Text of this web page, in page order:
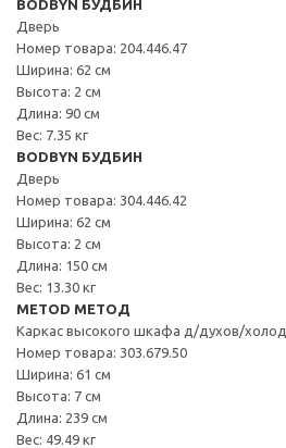
BODBYN БУДБИН
Дверь
Номер товара: 204.446.47
Ширина: 62 см
Высота: 2 см
Длина: 90 см
Вес: 7.35 кг
BODBYN БУДБИН
Дверь
Номер товара: 304.446.42
Ширина: 62 см
Высота: 2 см
Длина: 150 см
Вес: 13.30 кг
METOD МЕТОД
Каркас высокого шкафа д/духов/холод
Номер товара: 303.679.50
Ширина: 61 см
Высота: 7 см
Длина: 239 см
Вес: 49.49 кг